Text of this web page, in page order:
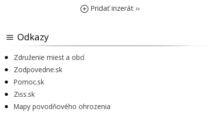
Pridať inzerát ››
Odkazy
Združenie miest a obcí
Zodpovedne.sk
Pomoc.sk
Ziss.sk
Mapy povodňového ohrozenia